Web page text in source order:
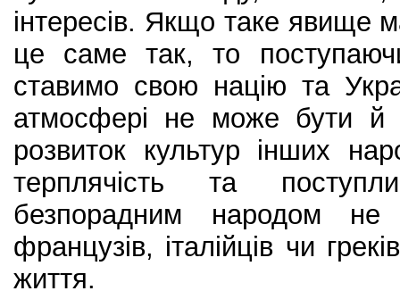
інтересів. Якщо таке явище
це саме так, то
ставимо свою націю та
атмосфері не може бути й
розвиток культур інших
терплячість та
безпорадним народом
французів, італійців чи
життя.